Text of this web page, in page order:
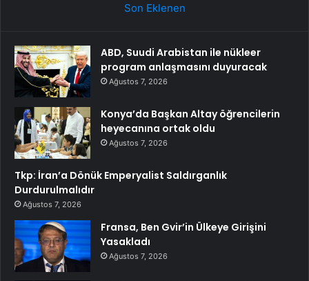
Son Eklenen
ABD, Suudi Arabistan ile nükleer
program anlaşmasını duyuracak
Ağustos 7, 2026
Konya’da Başkan Altay öğrencilerin
heyecanına ortak oldu
Ağustos 7, 2026
Tkp: İran’a Dönük Emperyalist Saldırganlık
Durdurulmalıdır
Ağustos 7, 2026
Fransa, Ben Gvir’in Ülkeye Girişini
Yasakladı
Ağustos 7, 2026